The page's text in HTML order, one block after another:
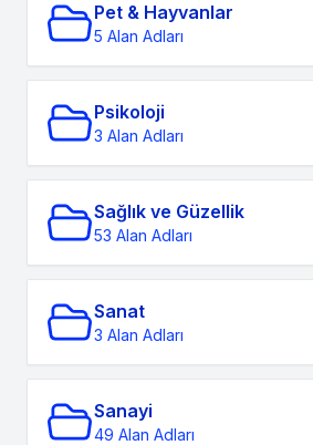
Pet & Hayvanlar
5 Alan Adları
Psikoloji
3 Alan Adları
Sağlık ve Güzellik
53 Alan Adları
Sanat
3 Alan Adları
Sanayi
49 Alan Adları